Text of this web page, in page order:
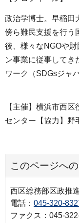
政治学博士。早稲田
傍ら難民支援を行う
後、様々なNGOや
ン事業に従事してき
ワーク（SDGsジャ
【主催】横浜市西
センター【協力】野
このページへ
西区総務部区政推
電話： 045-320-
ファクス：045-